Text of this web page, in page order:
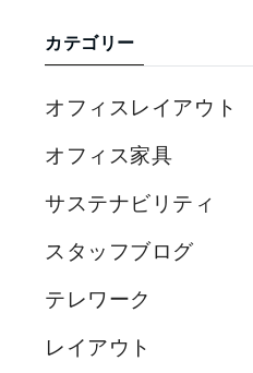
カテゴリー
オフィスレイアウト
オフィス家具
サステナビリティ
スタッフブログ
テレワーク
レイアウト